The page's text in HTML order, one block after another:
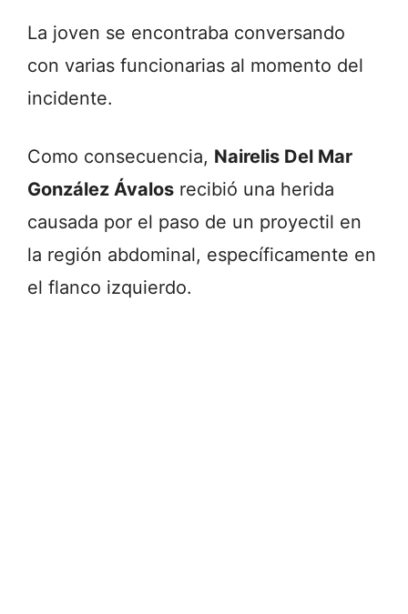
La joven se encontraba conversando
con varias funcionarias al momento del
incidente.
Como consecuencia, Nairelis Del Mar
González Ávalos recibió una herida
causada por el paso de un proyectil en
la región abdominal, específicamente en
el flanco izquierdo.